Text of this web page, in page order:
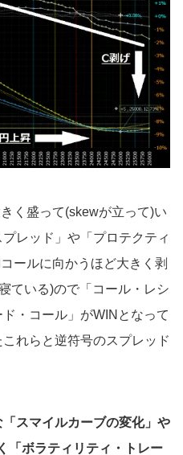
く盛って(skewが立って)い
レッド」や「プロテクティ
ールに向かうほど大きく剥
ている)ので「コール・レシ
・コール」がWINとなって
れらと逆符号のスプレッド
スマイルカーブの変化」や
「ボラティリティ・トレー